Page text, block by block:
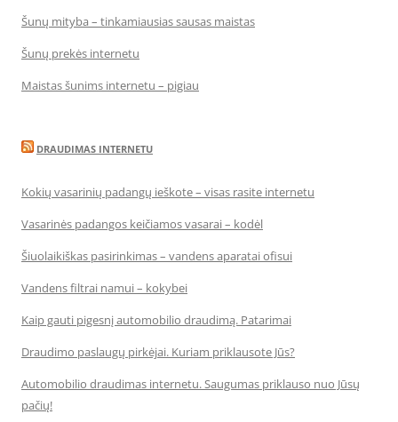
Šunų mityba – tinkamiausias sausas maistas
Šunų prekės internetu
Maistas šunims internetu – pigiau
DRAUDIMAS INTERNETU
Kokių vasarinių padangų ieškote – visas rasite internetu
Vasarinės padangos keičiamos vasarai – kodėl
Šiuolaikiškas pasirinkimas – vandens aparatai ofisui
Vandens filtrai namui – kokybei
Kaip gauti pigesnį automobilio draudimą. Patarimai
Draudimo paslaugų pirkėjai. Kuriam priklausote Jūs?
Automobilio draudimas internetu. Saugumas priklauso nuo Jūsų
pačių!